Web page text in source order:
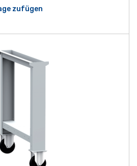
zufügen